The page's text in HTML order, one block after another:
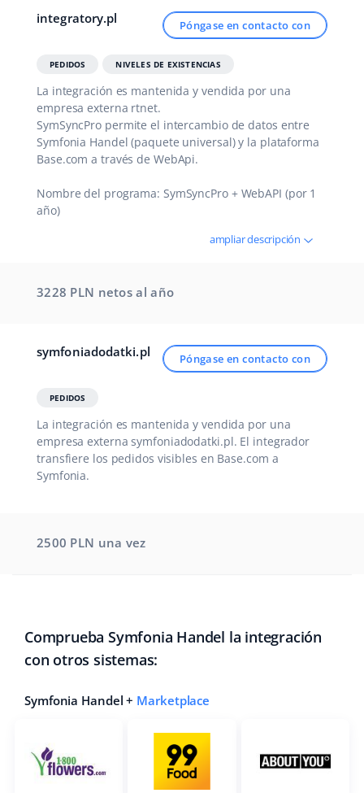
polski
română
中文
integratory.pl Póngase en contacto con
PEDIDOS NIVELES DE EXISTENCIAS
La integración es mantenida y vendida por una
empresa externa rtnet.
SymSyncPro permite el intercambio de datos entre
Symfonia Handel (paquete universal) y la plataforma
Base.com a través de WebApi.
Nombre del programa: SymSyncPro + WebAPI (por 1
año)
ampliar descripción
3228 PLN netos al año
symfoniadodatki.pl Póngase en contacto con
PEDIDOS
La integración es mantenida y vendida por una
empresa externa symfoniadodatki.pl. El integrador
transfiere los pedidos visibles en Base.com a
Symfonia.
2500 PLN una vez
Comprueba Symfonia Handel la integración
con otros sistemas:
Symfonia Handel + Marketplace